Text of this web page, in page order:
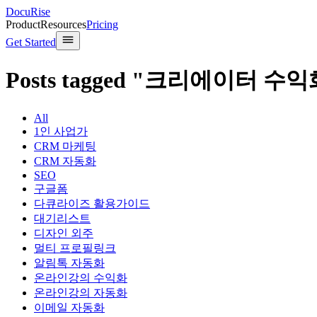
DocuRise
ProductResourcesPricing
Get Started
Posts tagged "크리에이터 수
All
1인 사업가
CRM 마케팅
CRM 자동화
SEO
구글폼
다큐라이즈 활용가이드
대기리스트
디자인 외주
멀티 프로필링크
알림톡 자동화
온라인강의 수익화
온라인강의 자동화
이메일 자동화